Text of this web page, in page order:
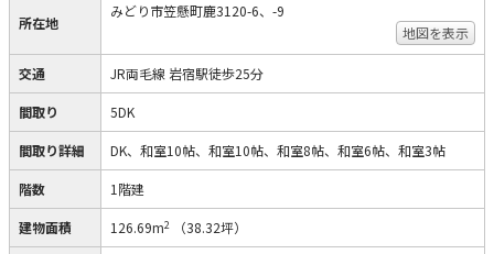
所在地
みどり市笠懸町鹿3120-6、-9
地図を表示
交通 JR両毛線 岩宿駅徒歩25分
間取り 5DK
間取り詳細 DK、和室10帖、和室10帖、和室8帖、和室6帖、和室3帖
階数 1階建
建物面積 126.69m2 （38.32坪）